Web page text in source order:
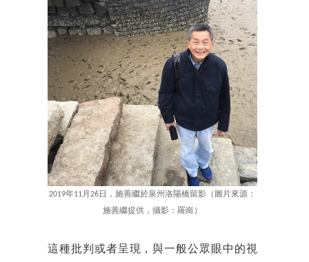
2019年11月26日，施善繼於泉州洛陽橋留影（圖片來源：
施善繼提供，攝影：羅崗）
這種批判或者呈現，與一般公眾眼中的視